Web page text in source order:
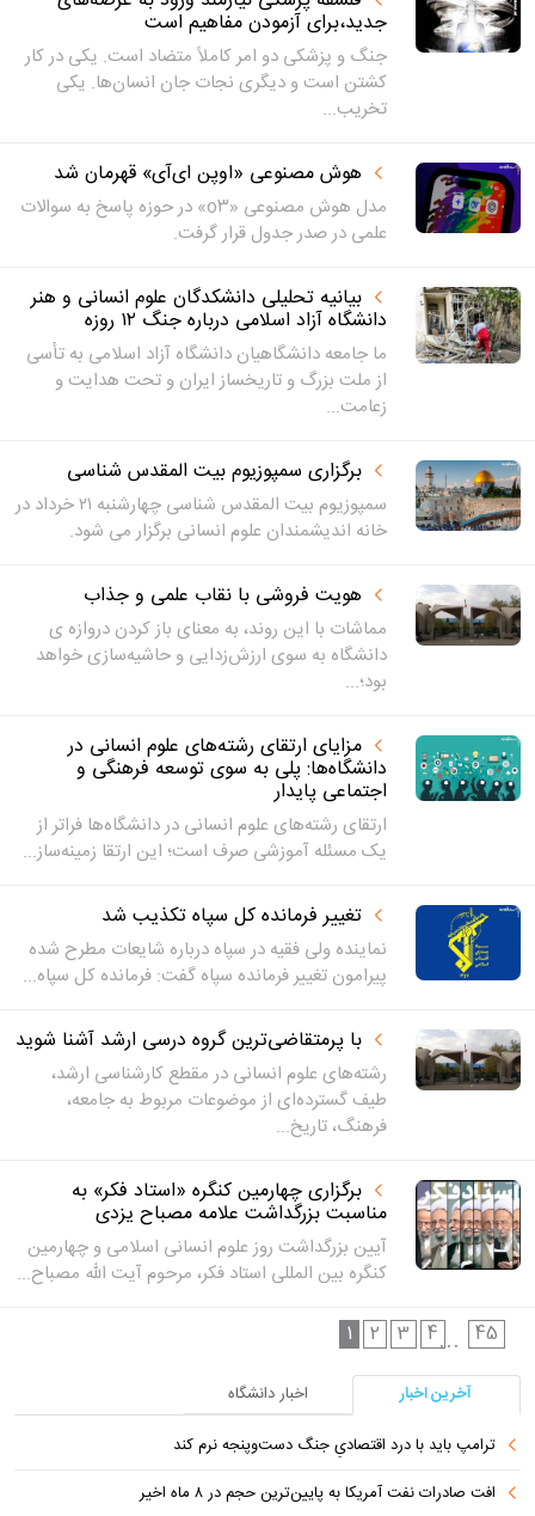
جدید،برای آزمودن مفاهیم است
جنگ و پزشکی دو امر کاملاً متضاد است. یکی در کار
کشتن است و دیگری نجات جان انسان‌ها. یکی
تخریب...
هوش مصنوعی «اوپن ای‌آی» قهرمان شد
مدل هوش مصنوعی «o۳» در حوزه پاسخ به سوالات
علمی در صدر جدول قرار گرفت.
بیانیه تحلیلی دانشکدگان علوم انسانی و هنر
دانشگاه آزاد اسلامی درباره جنگ ۱۲ روزه
ما جامعه دانشگاهیان دانشگاه آزاد اسلامی به تأسی
از ملت بزرگ و تاریخ­ساز ایران و تحت هدایت و
زعامت...
برگزاری سمپوزیوم بیت المقدس شناسی
سمپوزیوم بیت المقدس شناسی چهارشنبه ۲۱ خرداد در
خانه اندیشمندان علوم انسانی برگزار می شود.
هویت فروشی با نقاب علمی و جذاب
مماشات با این روند، به معنای باز کردن دروازه ی
دانشگاه به سوی ارزش‌زدایی و حاشیه‌سازی خواهد
بود؛...
مزایای ارتقای رشته‌های علوم انسانی در
دانشگاه‌ها: پلی به سوی توسعه فرهنگی و
اجتماعی پایدار
ارتقای رشته‌های علوم انسانی در دانشگاه‌ها فراتر از
یک مسئله آموزشی صرف است؛ این ارتقا زمینه‌ساز...
تغییر فرمانده کل سپاه تکذیب شد
نماینده ولی فقیه در سپاه درباره شایعات مطرح شده
پیرامون تغییر فرمانده سپاه گفت: فرمانده کل سپاه...
با پرمتقاضی‌ترین گروه درسی ارشد آشنا شوید
رشته‌های علوم انسانی در مقطع کارشناسی ارشد،
طیف گسترده‌ای از موضوعات مربوط به جامعه،
فرهنگ، تاریخ...
برگزاری چهارمین کنگره «استاد فکر» به
مناسبت بزرگداشت علامه مصباح یزدی
آیین بزرگداشت روز علوم انسانی اسلامی و چهارمین
کنگره بین المللی استاد فکر، مرحوم آیت الله مصباح...
1
2 3 4... 45
آخرین اخبار
اخبار دانشگاه
ترامپ باید با درد اقتصادیِ جنگ دست‌و‌پنجه نرم کند
افت صادرات نفت آمریکا به پایین‌ترین حجم در ۸ ماه اخیر